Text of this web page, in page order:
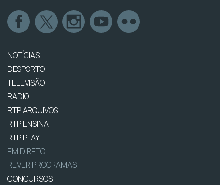
NOTÍCIAS
DESPORTO
TELEVISÃO
RÁDIO
RTP ARQUIVOS
RTP ENSINA
RTP PLAY
EM DIRETO
REVER PROGRAMAS
CONCURSOS